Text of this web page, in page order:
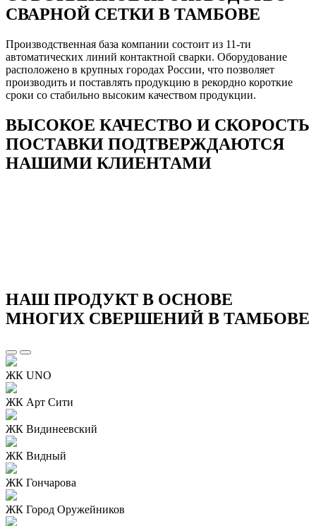
СВАРНОЙ СЕТКИ В ТАМБОВЕ
Производственная база компании состоит из 11-ти
автоматических линий контактной сварки. Оборудование
расположено в крупных городах России, что позволяет
производить и поставлять продукцию в рекордно короткие
сроки со стабильно высоким качеством продукции.
ВЫСОКОЕ КАЧЕСТВО И СКОРОСТЬ
ПОСТАВКИ ПОДТВЕРЖДАЮТСЯ
НАШИМИ КЛИЕНТАМИ
НАШ ПРОДУКТ В ОСНОВЕ
МНОГИХ СВЕРШЕНИЙ В ТАМБОВЕ
ЖК UNO
ЖК Арт Сити
ЖК Видинеевский
ЖК Видный
ЖК Гончарова
ЖК Город Оружейников